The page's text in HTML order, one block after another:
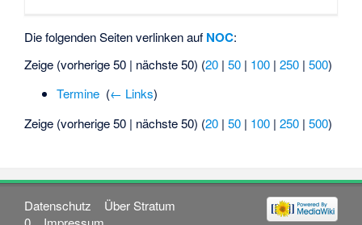
Die folgenden Seiten verlinken auf NOC:
Zeige (vorherige 50 | nächste 50) (20 |50 | 100 |250 |500)
Termine (← Links)
Zeige (vorherige 50 | nächste 50) (20 |50 | 100 |250 |500)
Datenschutz
Über Stratum